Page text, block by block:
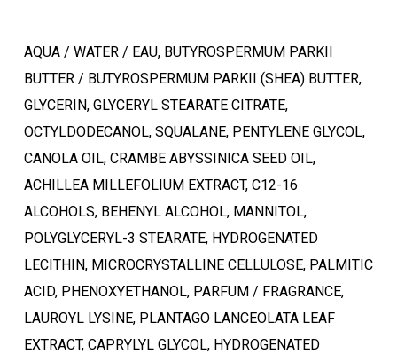
AQUA / WATER / EAU, BUTYROSPERMUM PARKII
BUTTER / BUTYROSPERMUM PARKII (SHEA) BUTTER,
GLYCERIN, GLYCERYL STEARATE CITRATE,
OCTYLDODECANOL, SQUALANE, PENTYLENE GLYCOL,
CANOLA OIL, CRAMBE ABYSSINICA SEED OIL,
ACHILLEA MILLEFOLIUM EXTRACT, C12-16
ALCOHOLS, BEHENYL ALCOHOL, MANNITOL,
POLYGLYCERYL-3 STEARATE, HYDROGENATED
LECITHIN, MICROCRYSTALLINE CELLULOSE, PALMITIC
ACID, PHENOXYETHANOL, PARFUM / FRAGRANCE,
LAUROYL LYSINE, PLANTAGO LANCEOLATA LEAF
EXTRACT, CAPRYLYL GLYCOL, HYDROGENATED